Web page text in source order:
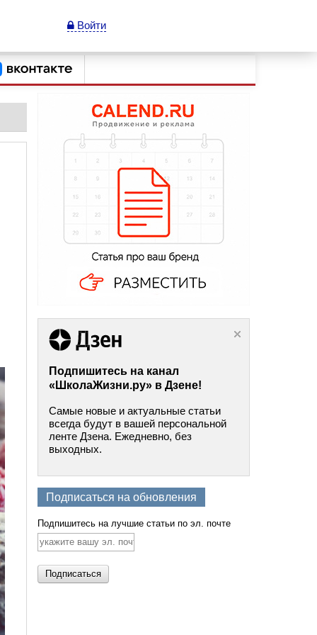
Войти
Подпишитесь на канал
«ШколаЖизни.ру» в Дзене!
Самые новые и актуальные статьи
всегда будут в вашей персональной
ленте Дзена. Ежедневно, без
выходных.
Подписаться на обновления
Подпишитесь на лучшие статьи по эл. почте